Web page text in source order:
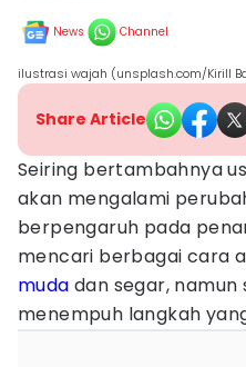
News Channel
ilustrasi wajah (unsplash.com/Kirill
Share Article
Seiring bertambahnya
akan mengalami
berpengaruh pada
mencari berbagai cara
muda dan segar, namun
menempuh langkah